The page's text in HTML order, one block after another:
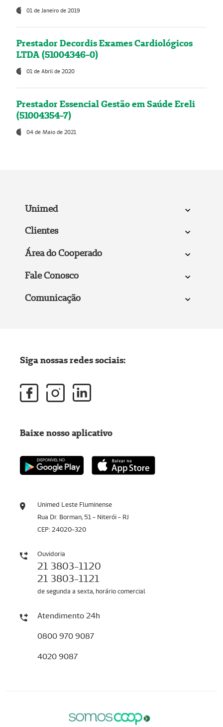
01 de Janeiro de 2019
Prestador Decordis Exames Cardiológicos
LTDA (51004346-0)
01 de Abril de 2020
Prestador Essencial Gestão em Saúde Ereli
(51004354-7)
04 de Maio de 2021
Unimed
Clientes
Área do Cooperado
Fale Conosco
Comunicação
Unimed Leste Fluminense
Rua Dr. Borman, 51 - Niterói - RJ
CEP: 24020-320
Ouvidoria
21 3803-1120
21 3803-1121
de segunda a sexta, horário comercial
Atendimento 24h
0800 970 9087
4020 9087
Siga nossas redes sociais:
Baixe nosso aplicativo